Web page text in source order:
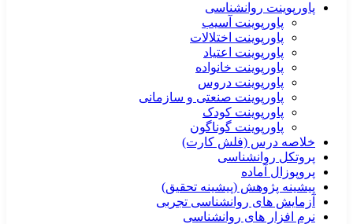
پاورپوینت روانشناسی
پاورپوینت آسیب
پاورپوینت اختلالات
پاورپوینت اعتیاد
پاورپوینت خانواده
پاورپوینت دروس
پاورپوینت صنعتی و سازمانی
پاورپوینت کودک
پاورپوینت گوناگون
خلاصه درس (فلش کارت)
پروتکل روانشناسی
پروپوزال آماده
پیشینه پژوهش (پیشینه تحقیق)
آزمایش های روانشناسی تجربی
نرم افزار های روانشناسی